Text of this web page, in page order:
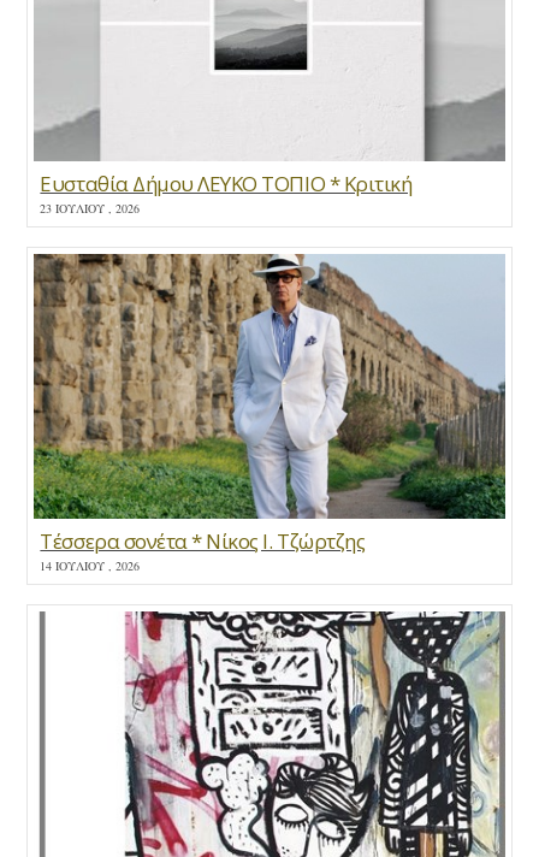
Ευσταθία Δήμου ΛΕΥΚΟ ΤΟΠΙΟ * Κριτική
23 ΙΟΥΛΊΟΥ , 2026
Τέσσερα σονέτα * Νίκος Ι. Τζώρτζης
14 ΙΟΥΛΊΟΥ , 2026